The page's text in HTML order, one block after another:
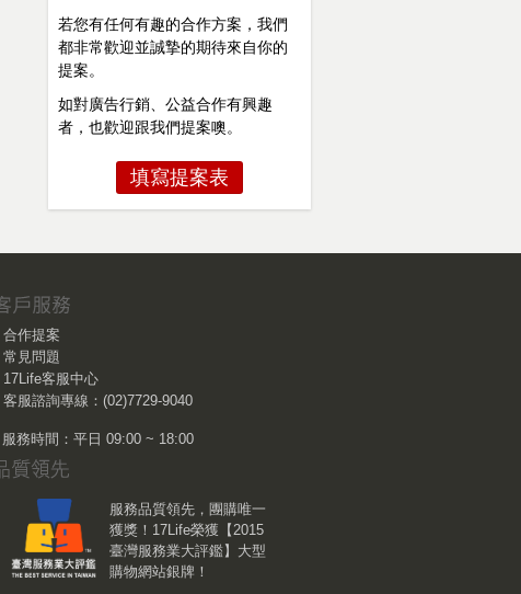
若您有任何有趣的合作方案，我們
都非常歡迎並誠摯的期待來自你的
提案。
如對廣告行銷、公益合作有興趣
者，也歡迎跟我們提案噢。
填寫提案表
合作提案
常見問題
17Life客服中心
客服諮詢專線：(02)7729-9040
服務時間：平日 09:00 ~ 18:00
服務品質領先，團購唯一
獲獎！17Life榮獲【2015
臺灣服務業大評鑑】大型
購物網站銀牌！